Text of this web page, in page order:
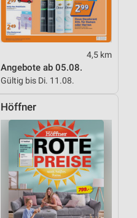
4,5 km
Angebote ab 05.08.
Gültig bis Di. 11.08.
Höffner